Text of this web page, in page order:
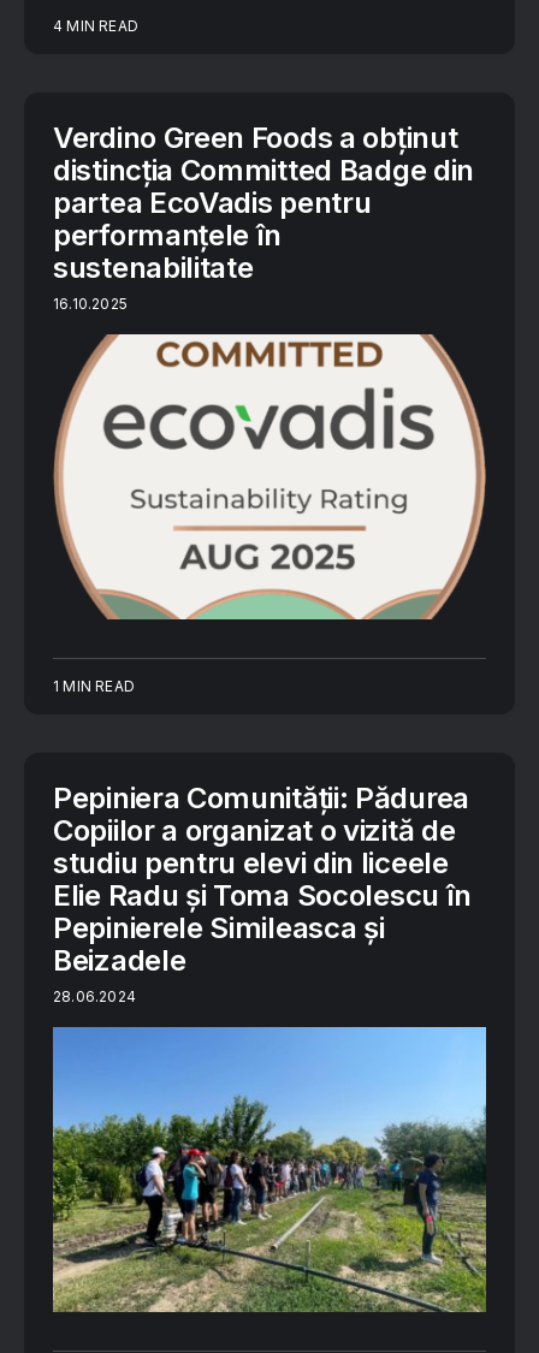
4 MIN READ
Verdino Green Foods a obținut
distincția Committed Badge din
partea EcoVadis pentru
performanțele în
sustenabilitate
16.10.2025
1 MIN READ
Pepiniera Comunității: Pădurea
Copiilor a organizat o vizită de
studiu pentru elevi din liceele
Elie Radu și Toma Socolescu în
Pepinierele Simileasca și
Beizadele
28.06.2024